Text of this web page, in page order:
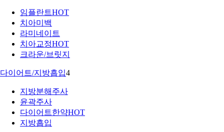
임플란트HOT
치아미백
라미네이트
치아교정HOT
크라운/브릿지
다이어트/지방흡입4
지방분해주사
윤곽주사
다이어트한약HOT
지방흡입